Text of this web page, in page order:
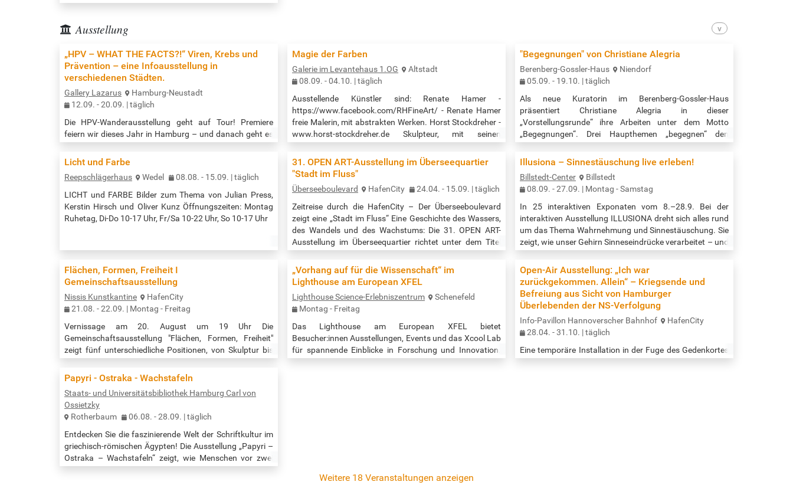
sprachliche Förderung der Kinder passiert noch so
Wichten“ vorbei! Einfach…
Ausstellung
„HPV – WHAT THE FACTS?!“ Viren, Krebs und
Prävention – eine Infoausstellung in
verschiedenen Städten.
Gallery Lazarus
Hamburg-Neustadt
12.09. - 20.09. | täglich
Die HPV-Wanderausstellung geht auf Tour! Premiere
feiern wir dieses Jahr in Hamburg – und danach geht es
dich nicht nur eine interaktive Kunstausstellung, sondern
und echte Aha-Momente. HPV WHAT?! – Kunst trifft auf
HPV HPV steht für Humane Papillomviren. Doch Hand
aufs Herz: Wusstet du, dass sich die meisten Menschen
im Laufe ihres Lebens mit HPV…
Magie der Farben
Galerie im Levantehaus 1.OG
Altstadt
08.09. - 04.10. | täglich
Ausstellende Künstler sind: Renate Hamer -
https://www.facebook.com/RHFineArt/ - Renate Hamer
freie Malerin, mit abstrakten Werken. Horst Stockdreher -
www.horst-stockdreher.de Skulpteur, mit seinen
Angelika Rinck - www.arinck.de Malerin und Designerin,
mit großformatigen , dem expressiven Realismus und
Donnerstag 11. September um 18 Uhr mit Laudatio
von…
"Begegnungen" von Christiane Alegria
Berenberg-Gossler-Haus
Niendorf
05.09. - 19.10. | täglich
Als neue Kuratorin im Berenberg-Gossler-Haus
präsentiert Christiane Alegria in dieser
„Vorstellungsrunde“ ihre Arbeiten unter dem Motto
„Begegnungen“. Drei Haupthemen „begegnen“ den
starke Frauen und deren emotionale Seiten, die sie in sich
tragen, gezeigt. - „Parallelwelten“, mit einer aufwendigen
Collagetechnik erhielten Landschafts-Fotosprints, einen
neuen Inhalt. In diese Serie hat jedes einzelne…
Licht und Farbe
Reepschlägerhaus Wedel
08.08. - 15.09. | täglich
LICHT und FARBE Bilder zum Thema von Julian Press,
Kerstin Hirsch und Oliver Kunz Öffnungszeiten: Montag
Ruhetag, Di-Do 10-17 Uhr, Fr/Sa 10-22 Uhr, So 10-17 Uhr
31. OPEN ART-Ausstellung im Überseequartier
"Stadt im Fluss"
Überseeboulevard HafenCity
24.04. - 15.09. | täglich
Zeitreise durch die HafenCity – Der Überseeboulevard
zeigt eine „Stadt im Fluss“ Eine Geschichte des Wassers,
des Wandels und des Wachstums: Die 31. OPEN ART-
Ausstellung im Überseequartier richtet unter dem Titel
Fotograf Thomas Hampel zeigt rund 50 großformatige,
vielfach ungesehene Aufnahmen, die die Entwicklung
vom Hafen- und Industriegebiet zu Hamburgs jüngstem
Stadtteil zwischen Fleeten,…
Illusiona – Sinnestäuschung live erleben!
Billstedt-Center
Billstedt
08.09. - 27.09. | Montag - Samstag
In 25 interaktiven Exponaten vom 8.–28.9. Bei der
interaktiven Ausstellung ILLUSIONA dreht sich alles rund
um das Thema Wahrnehmung und Sinnestäuschung. Sie
zeigt, wie unser Gehirn Sinneseindrücke verarbeitet – und
dich in 25 spannenden Exponaten von der verzehrten
Welt der Wahrnehmung faszinieren und entdecke wie
deine Sinne dir einen Streich spielen. Veranstaltungszeit:
10:00 bis 20:00 Uhr Quelle:…
Flächen, Formen, Freiheit I
Gemeinschaftsausstellung
Nissis Kunstkantine
HafenCity
21.08. - 22.09. | Montag - Freitag
Vernissage am 20. August um 19 Uhr Die
Gemeinschaftsausstellung "Flächen, Formen, Freiheit"
zeigt fünf unterschiedliche Positionen, von Skulptur bis
farbintensive Werke mit impulsiven Pinselstrichen und
intuitiver Komposition. Ihre Kunst wirkt lebendig und
emotional. Kristin Gezorreck arbeitet experimentell mit
vielfältigen Materialien und Techniken. Ihre abstrakten
Bilder laden zur freien…
„Vorhang auf für die Wissenschaft“ im
Lighthouse am European XFEL
Lighthouse Science-Erlebniszentrum
Schenefeld
Montag - Freitag
Das Lighthouse am European XFEL bietet
Besucher:innen Ausstellungen, Events und das Xcool Lab
für spannende Einblicke in Forschung und Innovation.
Open-Air Ausstellung: „Ich war
zurückgekommen. Allein“ – Kriegsende und
Befreiung aus Sicht von Hamburger
Überlebenden der NS-Verfolgung
Info-Pavillon Hannoverscher Bahnhof
HafenCity
28.04. - 31.10. | täglich
Eine temporäre Installation in der Fuge des Gedenkortes
Papyri - Ostraka - Wachstafeln
Staats- und Universitätsbibliothek Hamburg Carl von
Ossietzky
Rotherbaum
06.08. - 28.09. | täglich
Entdecken Sie die faszinierende Welt der Schriftkultur im
griechisch-römischen Ägypten! Die Ausstellung „Papyri –
Ostraka – Wachstafeln“ zeigt, wie Menschen vor zwei
Weitere 18 Veranstaltungen anzeigen